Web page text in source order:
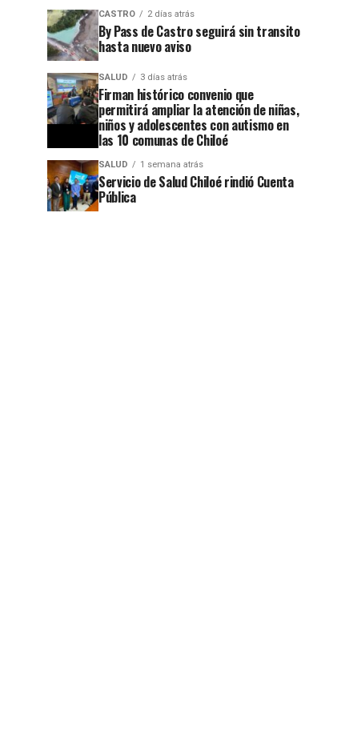
CASTRO 2 días atrás
By Pass de Castro seguirá sin transito
hasta nuevo aviso
SALUD 3 días atrás
Firman histórico convenio que
permitirá ampliar la atención de niñas,
niños y adolescentes con autismo en
las 10 comunas de Chiloé
SALUD 1 semana atrás
Servicio de Salud Chiloé rindió Cuenta
Pública